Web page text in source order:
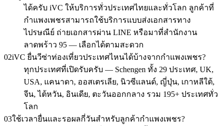
ได้ครับ iVC ให้บริการทั่วประเทศไทยและทั่วโลก ลูกค้าที่
กำแพงเพชรสามารถใช้บริการแบบส่งเอกสารทาง
ไปรษณีย์ ถ่ายเอกสารผ่าน LINE หรือมาที่สำนักงาน
ลาดพร้าว 95 — เลือกได้ตามสะดวก
02iVC ยื่นวีซ่าท่องเที่ยวประเทศไหนได้บ้างจากกำแพงเพชร?
ทุกประเทศที่เปิดรับครับ — Schengen ทั้ง 29 ประเทศ, UK,
USA, แคนาดา, ออสเตรเลีย, นิวซีแลนด์, ญี่ปุ่น, เกาหลีใต้,
จีน, ไต้หวัน, อินเดีย, ตะวันออกกลาง รวม 195+ ประเทศทั่ว
โลก
03ใช้เวลายื่นและรอผลกี่วันสำหรับลูกค้ากำแพงเพชร?